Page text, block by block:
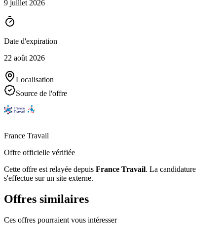
9 juillet 2026
Date d'expiration
22 août 2026
Localisation
Source de l'offre
France Travail
Offre officielle vérifiée
Cette offre est relayée depuis France Travail. La candidature
s'effectue sur un site externe.
Offres similaires
Ces offres pourraient vous intéresser